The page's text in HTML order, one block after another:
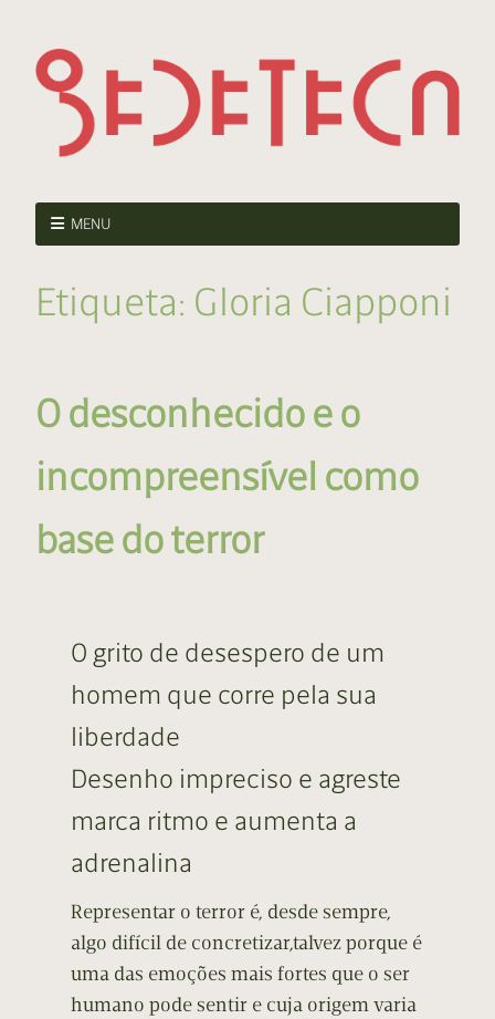
MENU
Etiqueta: Gloria Ciapponi
O desconhecido e o
incompreensível como
base do terror
O grito de desespero de um
homem que corre pela sua
liberdade
Desenho impreciso e agreste
marca ritmo e aumenta a
adrenalina
Representar o terror é, desde sempre,
algo difícil de concretizar,talvez porque é
uma das emoções mais fortes que o ser
humano pode sentir e cuja origem varia